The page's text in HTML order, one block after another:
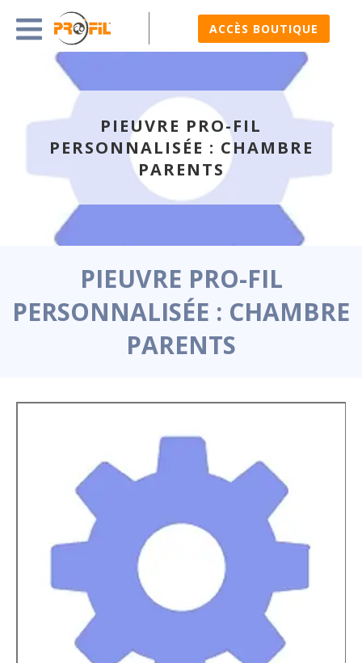
ACCÈS BOUTIQUE
PIEUVRE PRO-FIL
PERSONNALISÉE : CHAMBRE
PARENTS
PIEUVRE PRO-FIL
PERSONNALISÉE : CHAMBRE
PARENTS